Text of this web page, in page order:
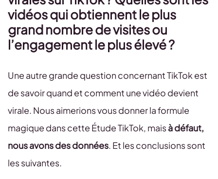
vidéos qui obtiennent le plus
grand nombre de visites ou
l’engagement le plus élevé ?
Une autre grande question concernant TikTok est
de savoir quand et comment une vidéo devient
virale. Nous aimerions vous donner la formule
magique dans cette Étude TikTok, maisà défaut,
nous avons des données. Et les conclusions sont
les suivantes.